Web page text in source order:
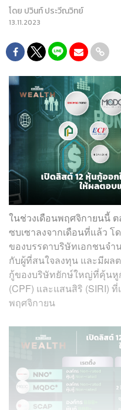
โดย ปวินท์ ประวีณวิทย์
13.11.2023
ในช่วงเดือนพฤศจิกายนนี้
ซบเซาลงจากเดือนที่แล้ว
ของบรรดาบริษัทเอกชนจำ
กับผู้ที่สนใจลงทุน และมีผล
กู้ของบริษัทยักษ์ใหญ่ที่คุ้น
(CPF) และแสนสิริ (SIRI)
พฤศจิกายน